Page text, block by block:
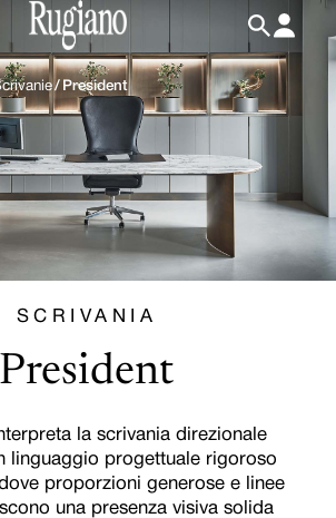
IT / EN
/ President
SCRIVANIA
President
la scrivania direzionale
linguaggio progettuale rigoroso
proporzioni generose e linee
una presenza visiva solida